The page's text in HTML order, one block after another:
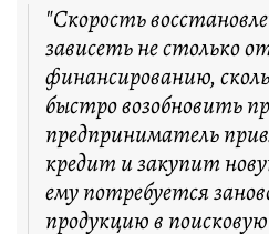
"Скорость
зависеть не столько
финансированию,
быстро возобновить
предприниматель
кредит и закупит
ему потребуется
продукцию в